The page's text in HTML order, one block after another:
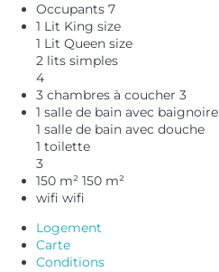
Occupants 7
1 Lit King size
1 Lit Queen size
2 lits simples
4
3 chambres à coucher 3
1 salle de bain avec baignoire
1 salle de bain avec douche
1 toilette
3
150 m² 150 m²
wifi wifi
Logement
Carte
Conditions